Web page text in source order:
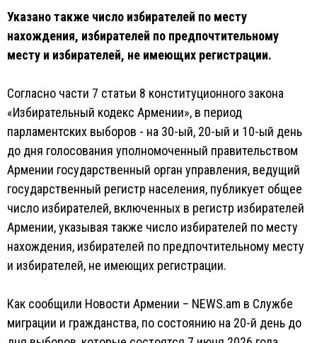
Указано также число избирателей по месту
нахождения, избирателей по предпочтительному
месту и избирателей, не имеющих регистрации.
Согласно части 7 статьи 8 конституционного закона
«Избирательный кодекс Армении», в период
парламентских выборов - на 30-ый, 20-ый и 10-ый день
до дня голосования уполномоченный правительством
Армении государственный орган управления, ведущий
государственный регистр населения, публикует общее
число избирателей, включенных в регистр избирателей
Армении, указывая также число избирателей по месту
нахождения, избирателей по предпочтительному месту
и избирателей, не имеющих регистрации.
Как сообщили Новости Армении – NEWS.am в Службе
миграции и гражданства, по состоянию на 20-й день до